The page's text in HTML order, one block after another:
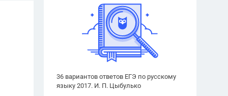
36 вариантов ответов ЕГЭ по русскому
языку 2017. И. П. Цыбулько